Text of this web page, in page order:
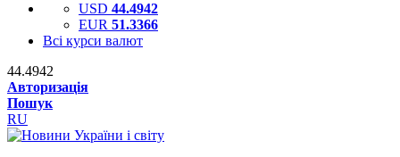
USD 44.4942
EUR 51.3366
Всі курси валют
44.4942
Авторизація
Пошук
RU